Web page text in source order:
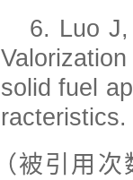
6. Luo
solid fuel
（被引用